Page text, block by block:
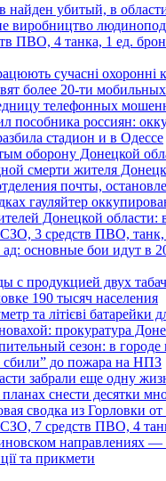
найден убитый, в
виробництво
ПВО, 4 танка, 1 ед.
сучасні охоронні
более 20-ти
телефонных
пособника россиян:
стадион и в Одессе
оборону Донецкой
смерти жителя
почты,
гауляйтер
Донецкой
3 средств ПВО, танк,
основные бои идут в
с продукцией двух
190 тысяч населения
та літієві батарейки
прокуратура
сезон: в городе
сбили” до пожара на НПЗ
забрали еще одну
снести десятки
сводка из Горловки
7 средств ПВО, 4
направлениях —
та прикмети